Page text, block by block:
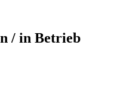
/ in Betrieb